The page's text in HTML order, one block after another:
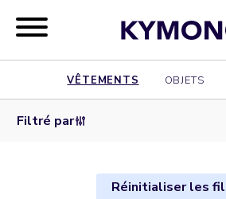
VÊTEMENTS OBJETS
Filtré par
Réinitialiser les